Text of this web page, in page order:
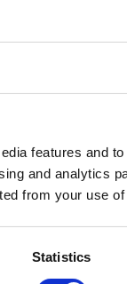
features and
and analytics
from your use
Statistics